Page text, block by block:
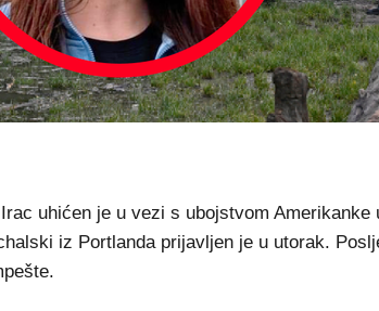
uhićen je u vezi s ubojstvom
iz Portlanda prijavljen je u utorak.